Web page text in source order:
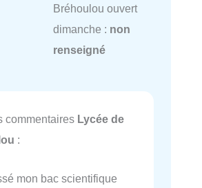
Bréhoulou ouvert
dimanche : non
renseigné
commentaires Lycée de
:
mon bac scientifique